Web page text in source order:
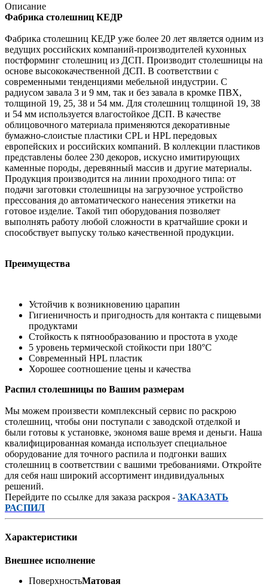
Описание
Фабрика столешниц КЕДР
Фабрика столешниц КЕДР уже более 20 лет является одним из
ведущих российских компаний-производителей кухонных
постформинг столешниц из ДСП. Производит столешницы на
основе высококачественной ДСП. В соответствии с
современными тенденциями мебельной индустрии. С
радиусом завала 3 и 9 мм, так и без завала в кромке ПВХ,
толщиной 19, 25, 38 и 54 мм. Для столешниц толщиной 19, 38
и 54 мм используется влагостойкое ДСП. В качестве
облицовочного материала применяются декоративные
бумажно-слоистые пластики CPL и HPL передовых
европейских и российских компаний. В коллекции пластиков
представлены более 230 декоров, искусно имитирующих
каменные породы, деревянный массив и другие материалы.
Продукция производится на линии проходного типа: от
подачи заготовки столешницы на загрузочное устройство
прессования до автоматического нанесения этикетки на
готовое изделие. Такой тип оборудования позволяет
выполнять работу любой сложности в кратчайшие сроки и
способствует выпуску только качественной продукции.
Преимущества
Устойчив к возникновению царапин
Гигиеничность и пригодность для контакта с пищевыми
продуктами
Стойкость к пятнообразованию и простота в уходе
5 уровень термической стойкости при 180°С
Современный HPL пластик
Хорошее соотношение цены и качества
Распил столешницы по Вашим размерам
Мы можем произвести комплексный сервис по раскрою
столешниц, чтобы они поступали с заводской отделкой и
были готовы к установке, экономя ваше время и деньги. Наша
квалифицированная команда использует специальное
оборудование для точного распила и подгонки ваших
столешниц в соответствии с вашими требованиями. Откройте
для себя наш широкий ассортимент индивидуальных
решений.
Перейдите по ссылке для заказа раскроя - ЗАКАЗАТЬ
РАСПИЛ
Характеристики
Внешнее исполнение
ПоверхностьМатовая